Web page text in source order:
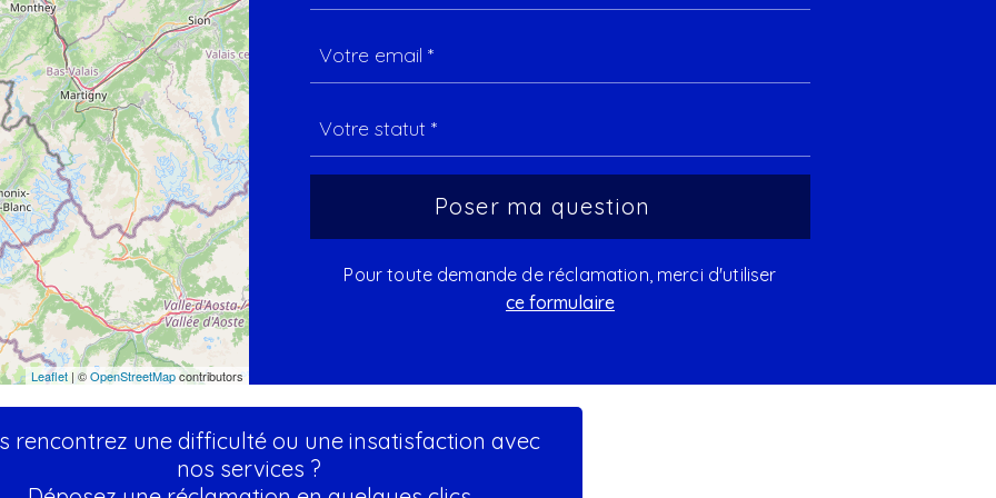
Leaflet | ©OpenStreetMapcontributors
Pour toute demande de réclamation, merci d'utiliser
ce formulaire
rencontrez une difficulté ou une insatisfaction avec
nos services ?